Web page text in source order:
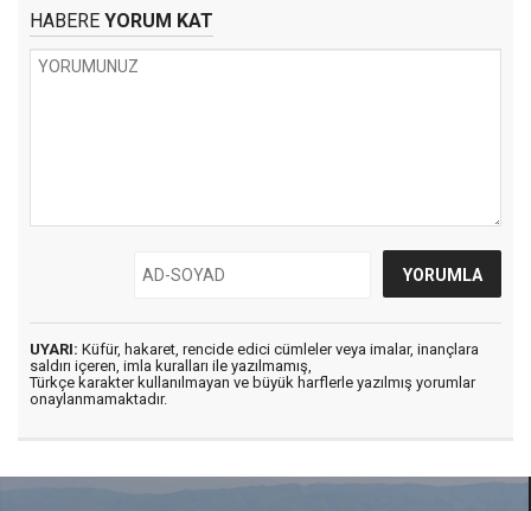
HABERE YORUM KAT
UYARI: Küfür, hakaret, rencide edici cümleler veya imalar, inançlara
saldırı içeren, imla kuralları ile yazılmamış,
Türkçe karakter kullanılmayan ve büyük harflerle yazılmış yorumlar
onaylanmamaktadır.